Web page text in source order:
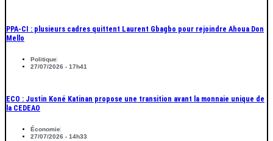
PPA-CI : plusieurs cadres quittent Laurent Gbagbo pour rejoindre Ahoua Don
Mello
Politique
27/07/2026 - 17h41
ECO : Justin Koné Katinan propose une transition avant la monnaie unique de
la CEDEAO
Économie
27/07/2026 - 14h33